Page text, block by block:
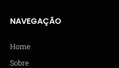
NAVEGAÇÃO
Home
Sobre